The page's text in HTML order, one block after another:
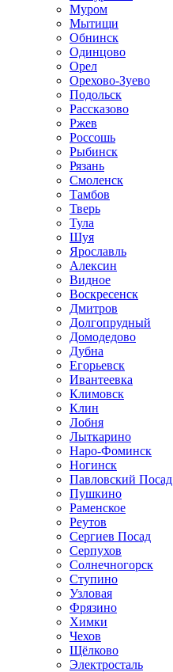
Муром
Мытищи
Обнинск
Одинцово
Орел
Орехово-Зуево
Подольск
Рассказово
Ржев
Россошь
Рыбинск
Рязань
Смоленск
Тамбов
Тверь
Тула
Шуя
Ярославль
Алексин
Видное
Воскресенск
Дмитров
Долгопрудный
Домодедово
Дубна
Егорьевск
Ивантеевка
Климовск
Клин
Лобня
Лыткарино
Наро-Фоминск
Ногинск
Павловский Посад
Пушкино
Раменское
Реутов
Сергиев Посад
Серпухов
Солнечногорск
Ступино
Узловая
Фрязино
Химки
Чехов
Щёлково
Электросталь